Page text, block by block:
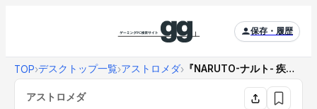
保存・履歴
TOP›デスクトップ一覧›アストロメダ› 『NARUTO-ナルト- 疾風伝』ゲーミングPC【...
アストロメダ